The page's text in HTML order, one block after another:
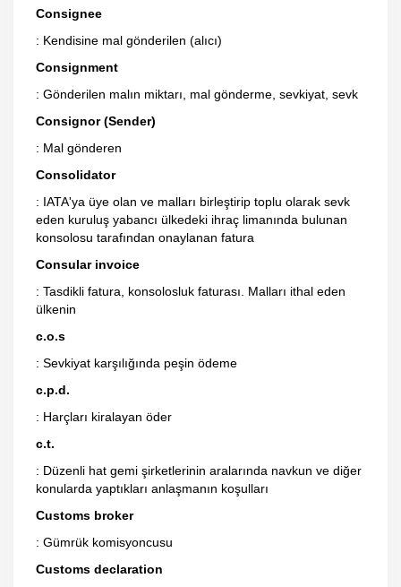
Consignee
: Kendisine mal gönderilen (alıcı)
Consignment
: Gönderilen malın miktarı, mal gönderme, sevkiyat, sevk
Consignor (Sender)
: Mal gönderen
Consolidator
: IATA'ya üye olan ve malları birleştirip toplu olarak sevk
eden kuruluş yabancı ülkedeki ihraç limanında bulunan
konsolosu tarafından onaylanan fatura
Consular invoice
: Tasdikli fatura, konsolosluk faturası. Malları ithal eden
ülkenin
c.o.s
: Sevkiyat karşılığında peşin ödeme
c.p.d.
: Harçları kiralayan öder
c.t.
: Düzenli hat gemi şirketlerinin aralarında navkun ve diğer
konularda yaptıkları anlaşmanın koşulları
Customs broker
: Gümrük komisyoncusu
Customs declaration